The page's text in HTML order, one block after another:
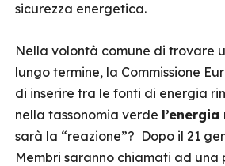
sicurezza energetica.
Nella volontà comune di trovare
lungo termine, la Commissione
di inserire tra le fonti di energia
nella tassonomia verde
sarà la “reazione”? Dopo il 21
Membri saranno chiamati ad una